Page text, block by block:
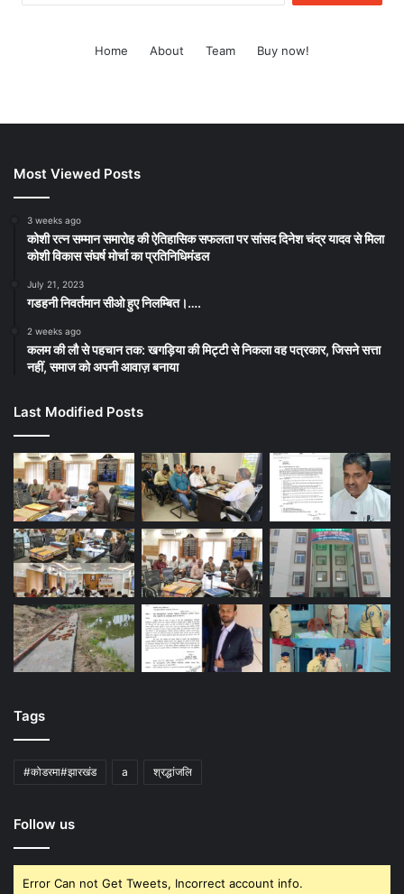
Home About Team Buy now!
Most Viewed Posts
3 weeks ago
कोशी रत्न सम्मान समारोह की ऐतिहासिक सफलता पर सांसद दिनेश चंद्र यादव से मिला
कोशी विकास संघर्ष मोर्चा का प्रतिनिधिमंडल
July 21, 2023
गडहनी निवर्तमान सीओ हुए निलम्बित।….
2 weeks ago
कलम की लौ से पहचान तक: खगड़िया की मिट्टी से निकला वह पत्रकार, जिसने सत्ता
नहीं, समाज को अपनी आवाज़ बनाया
Last Modified Posts
Tags
#कोडरमा#झारखंड a श्रद्धांजलि
Follow us
Error Can not Get Tweets, Incorrect account info.